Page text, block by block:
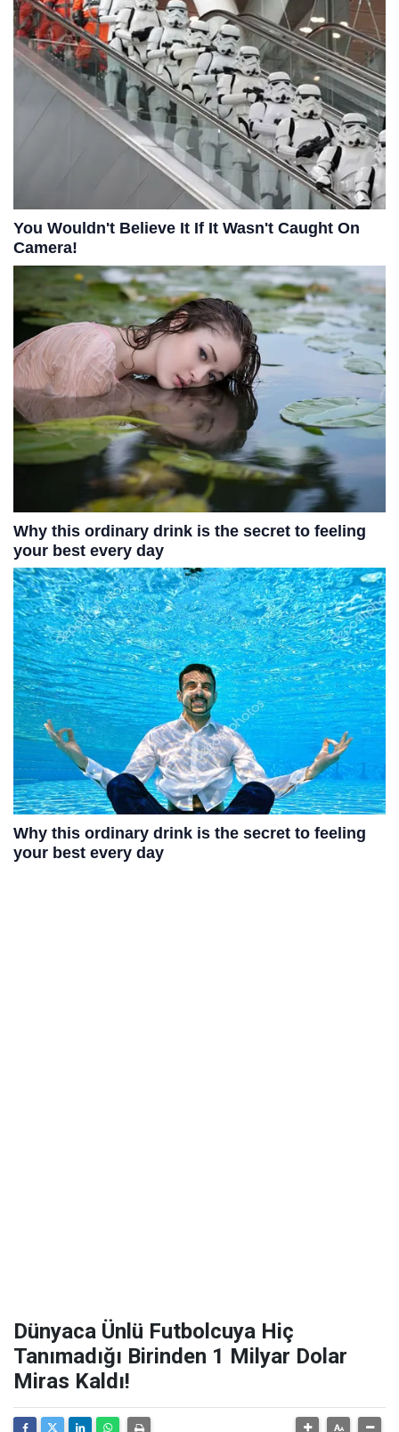
Dünyaca Ünlü Futbolcuya Hiç
Tanımadığı Birinden 1 Milyar Dolar
Miras Kaldı!